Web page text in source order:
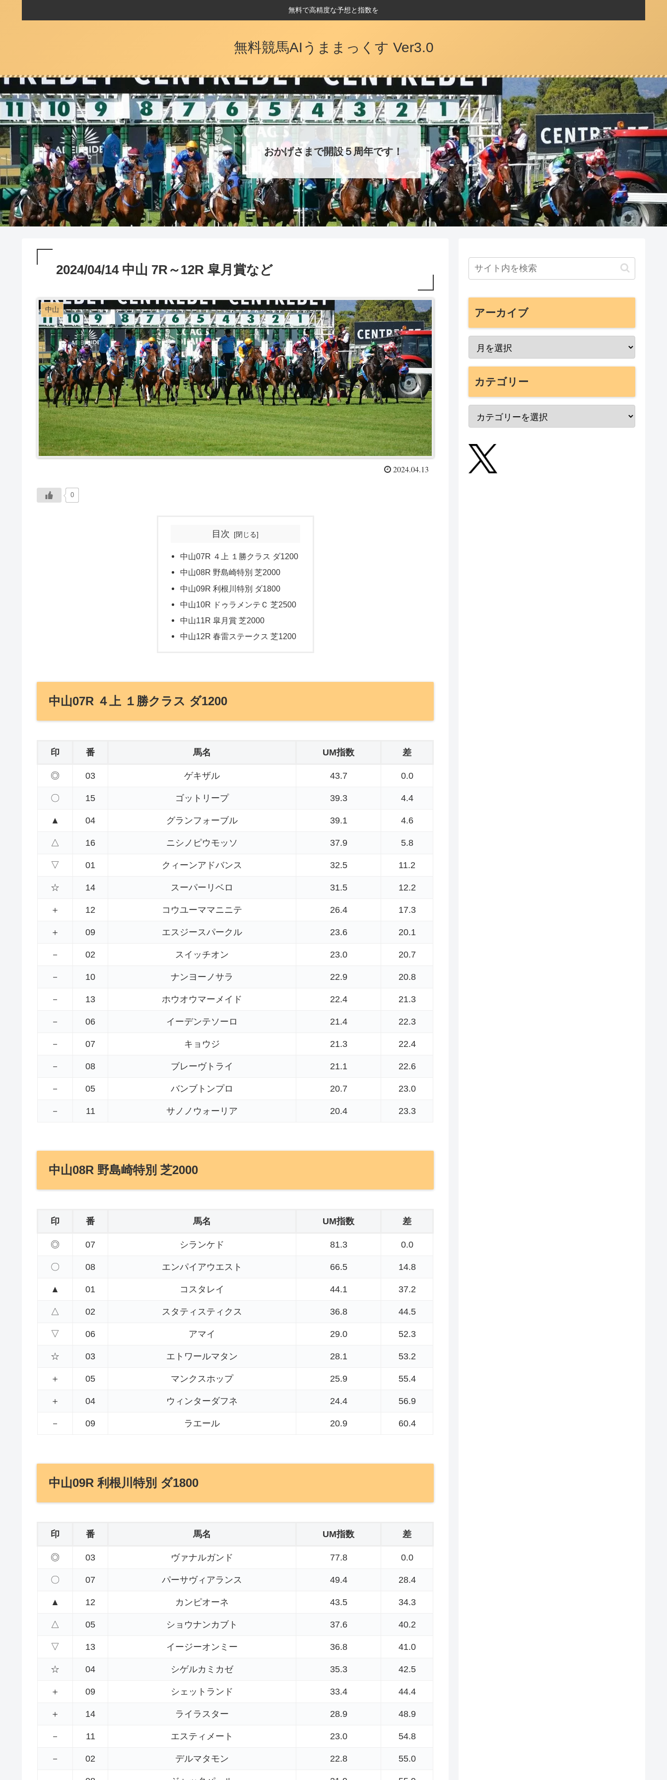
無料で高精度な予想と指数を
無料競馬AIうままっくす Ver3.0
おかげさまで開設５周年です！
2024/04/14 中山 7R～12R 皐月賞など
中山
2024.04.13
0
目次
中山07R ４上 １勝クラス ダ1200
中山08R 野島崎特別 芝2000
中山09R 利根川特別 ダ1800
中山10R ドゥラメンテＣ 芝2500
中山11R 皐月賞 芝2000
中山12R 春雷ステークス 芝1200
中山07R ４上 １勝クラス ダ1200
印 番 馬名 UM指数 差
◎ 03 ゲキザル 43.7 0.0
〇 15 ゴットリープ 39.3 4.4
▲ 04 グランフォーブル 39.1 4.6
△ 16 ニシノピウモッソ 37.9 5.8
▽ 01 クィーンアドバンス 32.5 11.2
☆ 14 スーパーリベロ 31.5 12.2
＋ 12 コウユーママニニテ 26.4 17.3
＋ 09 エスジースパークル 23.6 20.1
－ 02 スイッチオン 23.0 20.7
－ 10 ナンヨーノサラ 22.9 20.8
－ 13 ホウオウマーメイド 22.4 21.3
－ 06 イーデンテソーロ 21.4 22.3
－ 07 キョウジ 21.3 22.4
－ 08 ブレーヴトライ 21.1 22.6
－ 05 バンブトンプロ 20.7 23.0
－ 11 サノノウォーリア 20.4 23.3
中山08R 野島崎特別 芝2000
印 番 馬名 UM指数 差
◎ 07 シランケド 81.3 0.0
〇 08 エンパイアウエスト 66.5 14.8
▲ 01 コスタレイ 44.1 37.2
△ 02 スタティスティクス 36.8 44.5
▽ 06 アマイ 29.0 52.3
☆ 03 エトワールマタン 28.1 53.2
＋ 05 マンクスホップ 25.9 55.4
＋ 04 ウィンターダフネ 24.4 56.9
－ 09 ラエール 20.9 60.4
中山09R 利根川特別 ダ1800
印 番 馬名 UM指数 差
◎ 03 ヴァナルガンド 77.8 0.0
〇 07 パーサヴィアランス 49.4 28.4
▲ 12 カンピオーネ 43.5 34.3
△ 05 ショウナンカブト 37.6 40.2
▽ 13 イージーオンミー 36.8 41.0
☆ 04 シゲルカミカゼ 35.3 42.5
＋ 09 シェットランド 33.4 44.4
＋ 14 ライラスター 28.9 48.9
－ 11 エスティメート 23.0 54.8
－ 02 デルマタモン 22.8 55.0
アーカイブ
カテゴリー